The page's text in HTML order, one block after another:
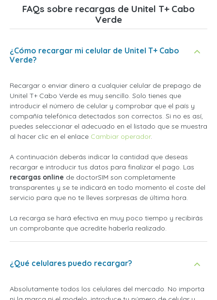
FAQs sobre recargas de Unitel T+ Cabo
Verde
¿Cómo recargar mi celular de Unitel T+ Cabo
Verde?
Recargar o enviar dinero a cualquier celular de prepago de
Unitel T+ Cabo Verde es muy sencillo. Solo tienes que
introducir el número de celular y comprobar que el país y
compañía telefónica detectados son correctos. Si no es así,
puedes seleccionar el adecuado en el listado que se muestra
al hacer clic en el enlace Cambiar operador.
A continuación deberás indicar la cantidad que deseas
recargar e introducir tus datos para finalizar el pago. Las
recargas online de doctorSIM son completamente
transparentes y se te indicará en todo momento el coste del
servicio para que no te lleves sorpresas de última hora.
La recarga se hará efectiva en muy poco tiempo y recibirás
un comprobante que acredite haberla realizado.
¿Qué celulares puedo recargar?
Absolutamente todos los celulares del mercado. No importa